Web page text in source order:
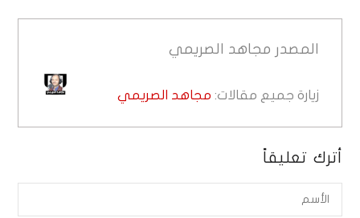
المصدر مجاهد الصريمي
زيارة جميع مقالات: مجاهد الصريمي
أترك تعليقاً